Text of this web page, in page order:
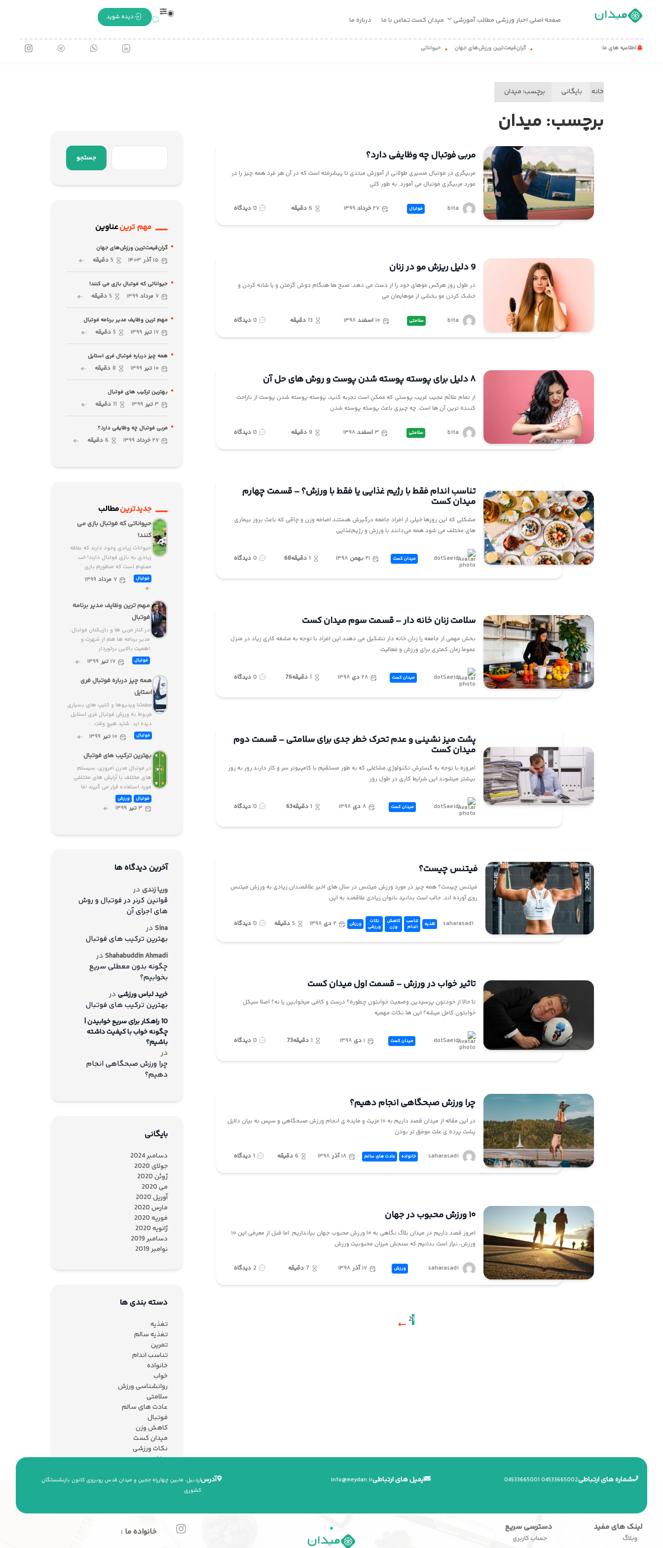
صفحه اصلی اخبار ورزشی مطالب آموزشی میدان کستتماس با ما درباره ما دیده شوید
اطلاعیه های ما: گران‌قیمت‌ترین ورزش‌های جهان حیواناتی که فوتبال بازی می کنند!
خانه بایگانی برچسب:میدان
برچسب: میدان
مربی فوتبال چه وظایفی دارد؟
مربیگری در فوتبال مسیری طولانی از آموزش مبتدی تا پیشرفته است که در آن هر فرد همه چیز را در
مورد مربیگری فوتبال می آموزد. به طور کلی
bita فوتبال ۲۷ خرداد ۱۳۹۹ 6 دقیقه 0 دیدگاه
9 دلیل ریزش مو در زنان
در طول روز هرکس موهای خود را از دست می دهد. صبح ها هنگام دوش گرفتن و یا شانه کردن و
خشک کردن مو بخشی از موهایمان می
bita سلامتی ۱۰ اسفند ۱۳۹۸ 13 دقیقه 0 دیدگاه
۸ دلیل برای پوسته پوسته شدن پوست و روش های حل آن
از تمام علائم عجیب غریب پوستی که ممکن است تجربه کنید، پوسته پوسته شدن پوست از ناراحت
کننده ترین آن ها است. چه چیزی باعث پوسته پوسته شدن
bita سلامتی ۳ اسفند ۱۳۹۸ 9 دقیقه 0 دیدگاه
تناسب اندام فقط با رژیم غذایی یا فقط با ورزش؟ – قسمت چهارم
میدان کست
مشکلی که این روز‌ها خیلی از افراد جامعه درگیرش هستند اضافه وزن و چاقی که باعث بروز بیماری
های مختلف می شود همه می‌دانند با ورزش و رژیم‌غذایی
dotSaeid میدان کست ۲۱ بهمن ۱۳۹۸ 1 دقیقه68 0 دیدگاه
سلامت زنان خانه دار – قسمت سوم میدان کست
بخش مهمی از جامعه را زنان خانه دار تشکیل می دهند این افراد با توجه به مشغه کاری زیاد در منزل
عموما زمان کمتری برای ورزش و فعالیت
dotSaeid میدان کست ۲۸ دی ۱۳۹۸ 1 دقیقه76 0 دیدگاه
پشت میز نشینی و عدم تحرک خطر جدی برای سلامتی – قسمت دوم
میدان کست
امروزه با توجه به گسترش تکنولوژی مشاغلی که به طور مستقیم با کامپیوتر سر و کار دارند روز به‌ روز
بیشتر میشوند این شرایط کاری در طول روز
dotSaeid میدان کست ۸ دی ۱۳۹۸ 1 دقیقه63 0 دیدگاه
فیتنس چیست؟
فیتنس چیست؟ همه چیز در مورد ورزش فیتنس در سال های اخیر علاقمندان زیادی به ورزش فیتنس
روی آورده اند. جالب است بدانید بانوان زیادی علاقمند به این
saharasadi تغذیه
تناسب
اندام
کاهش
وزن
نکات
ورزشی
ورزش ۲ دی ۱۳۹۸ 5 دقیقه 0 دیدگاه
تاثیر خواب در ورزش – قسمت اول میدان کست
تا حالا از خودتون پرسیدین وضعیت خوابتون چطوره؟ درست و کافی میخوابین یا نه؟ اصلا سیکل
خوابتون کامل میشه؟ این ها نکات مهمیه
dotSaeid میدان کست ۱ دی ۱۳۹۸ 1 دقیقه73 0 دیدگاه
چرا ورزش صبحگاهی انجام دهیم؟
در این مقاله از میدان قصد داریم به ۱۰ مزیت و فایده ی انجام ورزش صبحگاهی و سپس به بیان دلایل
پشت پرده ی علت موفق تر بودن
saharasadi خانواده عادت های سالم ۱۸ آذر ۱۳۹۸ 6 دقیقه 1 دیدگاه
۱۰ ورزش محبوب در جهان
امروز قصد داریم در میدان بلاگ نگاهی به ۱۰ ورزش محبوب جهان بیاندازیم. اما قبل از معرفی این ۱۰
ورزش، نیاز است بدانیم که سنجش میزان محبوبیت ورزش
saharasadi ورزش ۱۷ آذر ۱۳۹۸ 7 دقیقه 2 دیدگاه
1
2
جستجو
مهم ترینعناوین
گران‌قیمت‌ترین ورزش‌های جهان
۱۵ آذر ۱۴۰۳ 5 دقیقه
حیواناتی که فوتبال بازی می کنند!
۷ مرداد ۱۳۹۹ 5 دقیقه
مهم ترین وظایف مدیر برنامه فوتبال
۱۷ تیر ۱۳۹۹ 5 دقیقه
همه چیز درباره فوتبال فری استایل
۱۰ تیر ۱۳۹۹ 8 دقیقه
بهترین ترکیب های فوتبال
۳ تیر ۱۳۹۹ 11 دقیقه
مربی فوتبال چه وظایفی دارد؟
۲۷ خرداد ۱۳۹۹ 6 دقیقه
جدیدترینمطالب
حیواناتی که فوتبال بازی می
کنند!
حیوانات زیادی وجود دارند که علاقه
زیادی به بازی فوتبال دارند! خب
معلوم است که منظورم بازی
فوتبال ۷ مرداد ۱۳۹۹
مهم ترین وظایف مدیر برنامه
فوتبال
در کنار مربی ها و بازیکنان فوتبال،
مدیر برنامه ها هم از شهرت و
اهمیت بالایی برخوردار
فوتبال ۱۷ تیر ۱۳۹۹
همه چیز درباره فوتبال فری
استایل
مطمئنا ویدیوها و کلیپ های بسیاری
مربوط به ورزش فوتبال فری استایل
دیده اید. شاید هیچ وقت
فوتبال ۱۰ تیر ۱۳۹۹
بهترین ترکیب های فوتبال
در فوتبال مدرن امروزی، سیستم
های مختلف با آرایش های مختلفی
مورد استفاده قرار می گیرند اما
فوتبال ورزش
۳ تیر ۱۳۹۹
آخرین دیدگاه ها
وریا زندی در
قوانین کرنر در فوتبال و روش
های اجرای آن
Sina در
بهترین ترکیب های فوتبال
Shahabuddin Ahmadi در
چگونه بدون معطلی سریع
بخوابیم؟
خرید لباس ورزشی در
بهترین ترکیب های فوتبال
10 راهکار برای سریع خوابیدن |
چگونه خواب با کیفیت داشته
باشیم؟
در
چرا ورزش صبحگاهی انجام
دهیم؟
بایگانی
دسامبر 2024
جولای 2020
ژوئن 2020
می 2020
آوریل 2020
مارس 2020
فوریه 2020
ژانویه 2020
دسامبر 2019
نوامبر 2019
دسته بندی ها
تغذیه
تغذیه سالم
تمرین
تناسب اندام
خانواده
خواب
روانشناسی ورزش
سلامتی
عادت های سالم
فوتبال
کاهش وزن
میدان کست
نکات ورزشی
ورزش
شماره های ارتباطی
04533665002
04533665001 ایمیل های ارتباطی info@meydan.ir آدرساردبیل، مابین چهارراه ججین و میدان قدس روبروی کانون بازنشستگان
کشوری
لینک های مفید
وبلاگ
دسترسی سریع
حساب کاربری
خانواده ما :
صفحه